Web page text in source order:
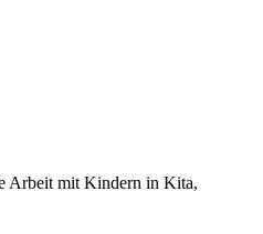
Arbeit mit Kindern in Kita,